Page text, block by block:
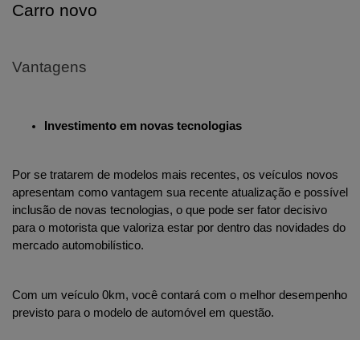
Carro novo
Vantagens
Investimento em novas tecnologias
Por se tratarem de modelos mais recentes, os veículos novos
apresentam como vantagem sua recente atualização e possível
inclusão de novas tecnologias, o que pode ser fator decisivo
para o motorista que valoriza estar por dentro das novidades do
mercado automobilístico.
Com um veículo 0km, você contará com o melhor desempenho
previsto para o modelo de automóvel em questão.